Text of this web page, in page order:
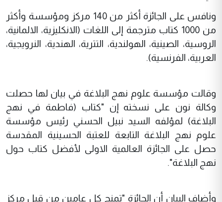
ونافس على الجائزة أكثر من 140 مركز ومؤسسة وأكثر
من 1000 كتاب مترجمة إلى اللغات (الانكليزية، الالمانية،
الروسية، الصينية، الهولندية، التترية، الهندية، النرويجية،
العربية، الفرنسية).
وقالت مؤسسة علوم نهج البلاغة في بيان لها حصلت
وكالة نون على نسخته إن "كتاب (فاطمة في نهج
البلاغة) لمؤلفه السيد نبيل الحسني رئيس مؤسسة
علوم نهج البلاغة التابعة للعتبة الحسينية المقدسة
حصل على الجائزة العالمية الاولى لأفضل كتاب حول
نهج البلاغة".
وأضاف البيان أن الجائزة "تمنح كل عامين من قبل مركز